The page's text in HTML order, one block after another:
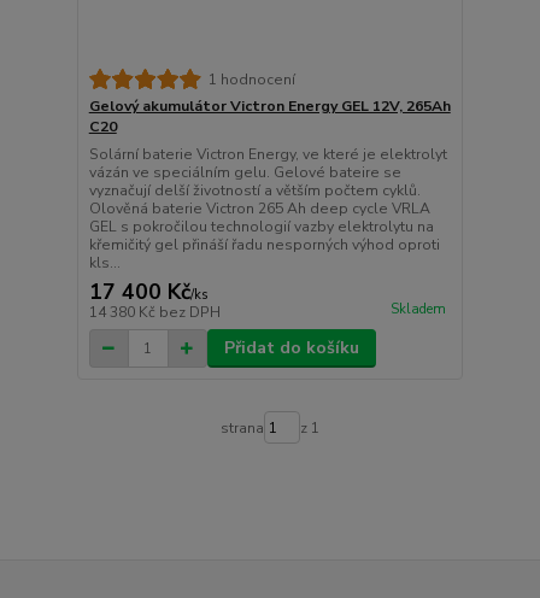
1 hodnocení
Gelový akumulátor Victron Energy GEL 12V, 265Ah
C20
Solární baterie Victron Energy, ve které je elektrolyt
vázán ve speciálním gelu. Gelové bateire se
vyznačují delší životností a větším počtem cyklů.
Olověná baterie Victron 265 Ah deep cycle VRLA
GEL s pokročilou technologií vazby elektrolytu na
křemičitý gel přináší řadu nesporných výhod oproti
kls...
17 400 Kč/ks
14 380 Kč bez DPH Skladem
Přidat do košíku
strana z 1